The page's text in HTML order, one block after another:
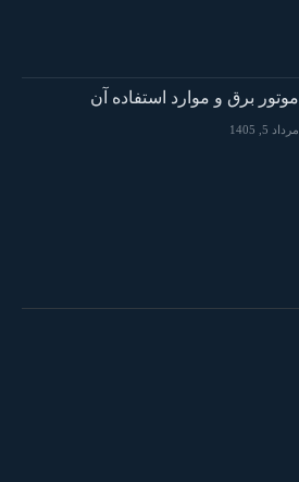
موتور برق و موارد استفاده آن
مرداد 5, 1405